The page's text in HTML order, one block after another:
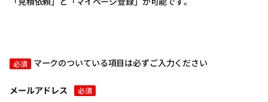
必須 マークのついている項目は必ずご入力ください
メールアドレス
必須